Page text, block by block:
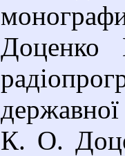
Доценко
К. О.